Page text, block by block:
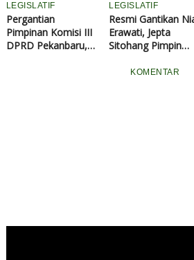
LEGISLATIF
Pergantian
Pimpinan Komisi III
DPRD Pekanbaru,
LEGISLATIF
Resmi Gantikan
Erawati, Jepta
Sitohang Pimpin
Pekanbaru
KOMENTAR